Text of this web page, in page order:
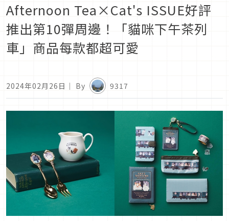
Afternoon Tea×Cat's ISSUE好評
推出第10彈周邊！「貓咪下午茶列
車」商品每款都超可愛
2024年02月26日 ｜ By 9317